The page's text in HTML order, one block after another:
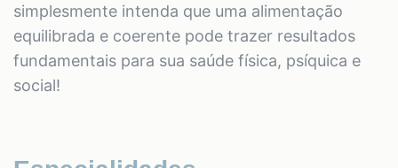
simplesmente intenda que uma alimentação
equilibrada e coerente pode trazer resultados
fundamentais para sua saúde física, psíquica e
social!